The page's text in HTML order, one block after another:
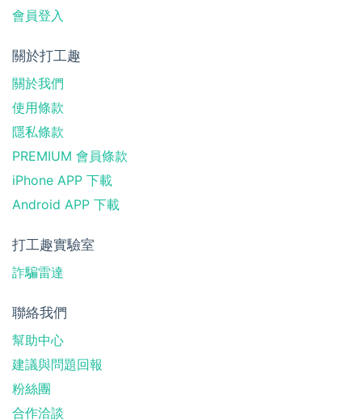
會員登入
關於打工趣
關於我們
使用條款
隱私條款
PREMIUM 會員條款
iPhone APP 下載
Android APP 下載
打工趣實驗室
詐騙雷達
聯絡我們
幫助中心
建議與問題回報
粉絲團
合作洽談